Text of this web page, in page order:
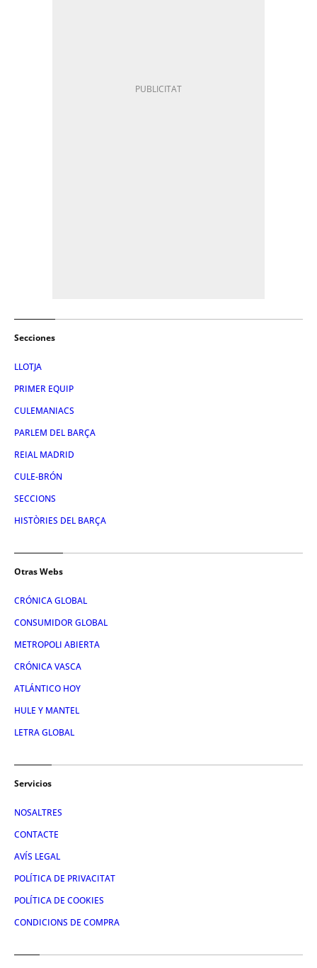
Secciones
LLOTJA
PRIMER EQUIP
CULEMANIACS
PARLEM DEL BARÇA
REIAL MADRID
CULE-BRÓN
SECCIONS
HISTÒRIES DEL BARÇA
Otras Webs
CRÓNICA GLOBAL
CONSUMIDOR GLOBAL
METROPOLI ABIERTA
CRÓNICA VASCA
ATLÁNTICO HOY
HULE Y MANTEL
LETRA GLOBAL
Servicios
NOSALTRES
CONTACTE
AVÍS LEGAL
POLÍTICA DE PRIVACITAT
POLÍTICA DE COOKIES
CONDICIONS DE COMPRA